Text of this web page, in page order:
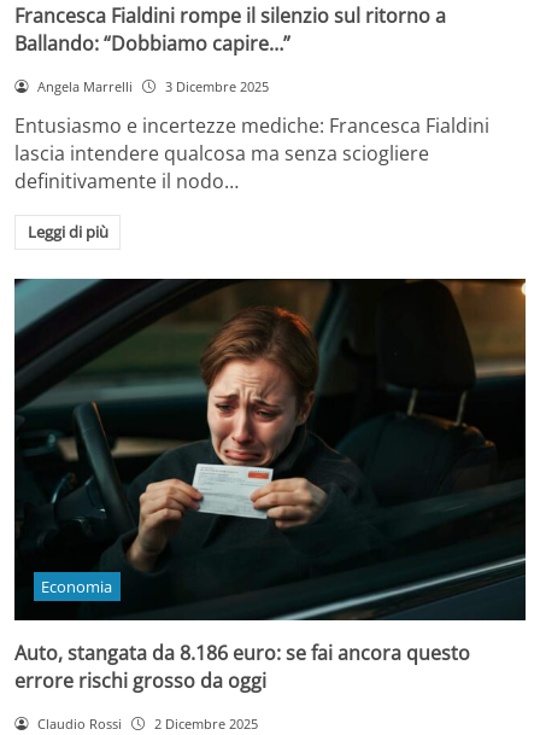
Francesca Fialdini rompe il silenzio sul ritorno a
Ballando: “Dobbiamo capire…”
Angela Marrelli 3 Dicembre 2025
Entusiasmo e incertezze mediche: Francesca Fialdini
lascia intendere qualcosa ma senza sciogliere
definitivamente il nodo…
Leggi di più
Economia
Auto, stangata da 8.186 euro: se fai ancora questo
errore rischi grosso da oggi
Claudio Rossi 2 Dicembre 2025